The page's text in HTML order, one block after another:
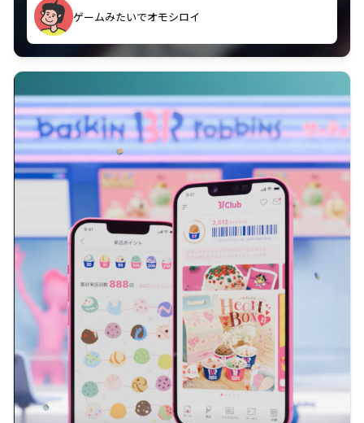
夢中で推しモビを探してビッグサイトで6時間も滞在
してしまった
久々のモーターショーがアプリでもっと楽しめました